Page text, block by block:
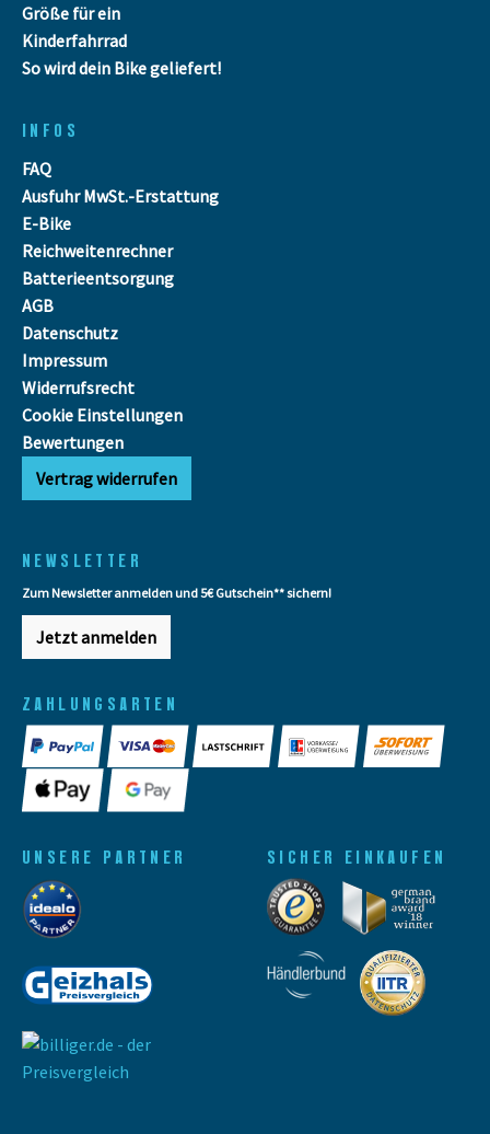
Größe für ein
Kinderfahrrad
So wird dein Bike geliefert!
INFOS
FAQ
Ausfuhr MwSt.-Erstattung
E-Bike
Reichweitenrechner
Batterieentsorgung
AGB
Datenschutz
Impressum
Widerrufsrecht
Cookie Einstellungen
Bewertungen
Vertrag widerrufen
NEWSLETTER
Zum Newsletter anmelden und 5€ Gutschein** sichern!
Jetzt anmelden
ZAHLUNGSARTEN
UNSERE PARTNER SICHER EINKAUFEN